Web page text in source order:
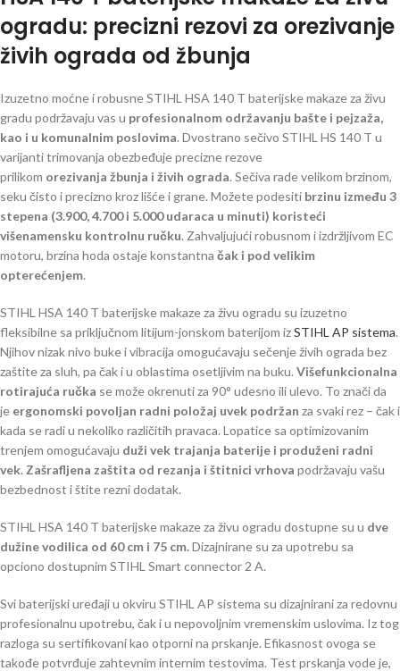
ogradu: precizni rezovi za orezivanje
živih ograda od žbunja
Izuzetno moćne i robusne STIHL HSA 140 T baterijske makaze za živu
gradu podržavaju vas u profesionalnom održavanju bašte i pejzaža,
kao i u komunalnim poslovima. Dvostrano sečivo STIHL HS 140 T u
varijanti trimovanja obezbeđuje precizne rezove
prilikom orezivanja žbunja i živih ograda. Sečiva rade velikom brzinom,
seku čisto i precizno kroz lišće i grane. Možete podesiti brzinu između 3
stepena (3.900, 4.700 i 5.000 udaraca u minuti) koristeći
višenamensku kontrolnu ručku. Zahvaljujući robusnom i izdržljivom EC
motoru, brzina hoda ostaje konstantna čak i pod velikim
opterećenjem.
STIHL HSA 140 T baterijske makaze za živu ogradu su izuzetno
fleksibilne sa priključnom litijum-jonskom baterijom izSTIHL AP sistema.
Njihov nizak nivo buke i vibracija omogućavaju sečenje živih ograda bez
zaštite za sluh, pa čak i u oblastima osetljivim na buku. Višefunkcionalna
rotirajuća ručka se može okrenuti za 90° udesno ili ulevo. To znači da
je ergonomski povoljan radni položaj uvek podržan za svaki rez – čak i
kada se radi u nekoliko različitih pravaca. Lopatice sa optimizovanim
trenjem omogućavaju duži vek trajanja baterije i produženi radni
vek. Zašrafljena zaštita od rezanja i štitnici vrhova podržavaju vašu
bezbednost i štite rezni dodatak.
STIHL HSA 140 T baterijske makaze za živu ogradu dostupne su u dve
dužine vodilica od 60 cm i 75 cm.Dizajnirane su za upotrebu sa
opciono dostupnim STIHL Smart connector 2 A.
Svi baterijski uređaji u okviru STIHL AP sistema su dizajnirani za redovnu
profesionalnu upotrebu, čak i u nepovoljnim vremenskim uslovima. Iz tog
razloga su sertifikovani kao otporni na prskanje. Efikasnost ovoga se
takođe potvrđuje zahtevnim internim testovima. Test prskanja vode je,